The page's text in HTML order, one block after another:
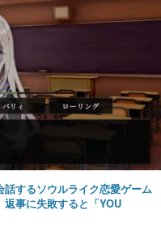
話するソウルライク恋愛ゲーム
返事に失敗すると「YOU